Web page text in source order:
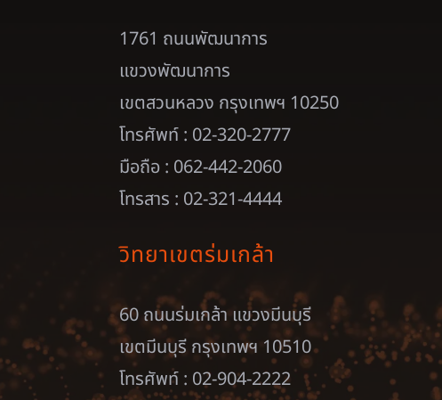
1761 ถนนพัฒนาการ
แขวงพัฒนาการ
เขตสวนหลวง กรุงเทพฯ 10250
โทรศัพท์ : 02-320-2777
มือถือ : 062-442-2060
โทรสาร : 02-321-4444
วิทยาเขตร่มเกล้า
60 ถนนร่มเกล้า แขวงมีนบุรี
เขตมีนบุรี กรุงเทพฯ 10510
โทรศัพท์ : 02-904-2222